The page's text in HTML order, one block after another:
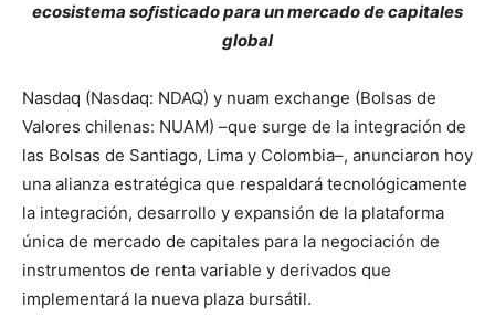
ecosistema soﬁsticado para un mercado de capitales
global
Nasdaq (Nasdaq: NDAQ) y nuam exchange (Bolsas de
Valores chilenas: NUAM) –que surge de la integración de
las Bolsas de Santiago, Lima y Colombia–, anunciaron hoy
una alianza estratégica que respaldará tecnológicamente
la integración, desarrollo y expansión de la plataforma
única de mercado de capitales para la negociación de
instrumentos de renta variable y derivados que
implementará la nueva plaza bursátil.